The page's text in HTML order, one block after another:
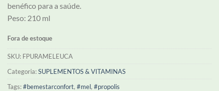
benéfico para a saúde.
Peso: 210 ml
Fora de estoque
SKU: FPURAMELEUCA
Categoria:SUPLEMENTOS & VITAMINAS
Tags:#bemestarconfort, #mel, #propolis